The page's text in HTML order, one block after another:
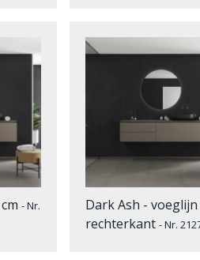
- Nr.
Dark Ash - voeglijn
rechterkant- Nr.